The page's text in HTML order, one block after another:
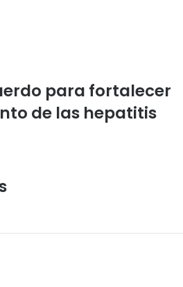
para fortalecer
de las hepatitis